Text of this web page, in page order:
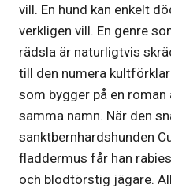
vill. En hund kan enkelt
verkligen vill. En genre
rädsla är naturligtvis
till den numera
som bygger på en roman
samma namn. När den
sanktbernhardshunden
fladdermus får han
och blodtörstig jägare.